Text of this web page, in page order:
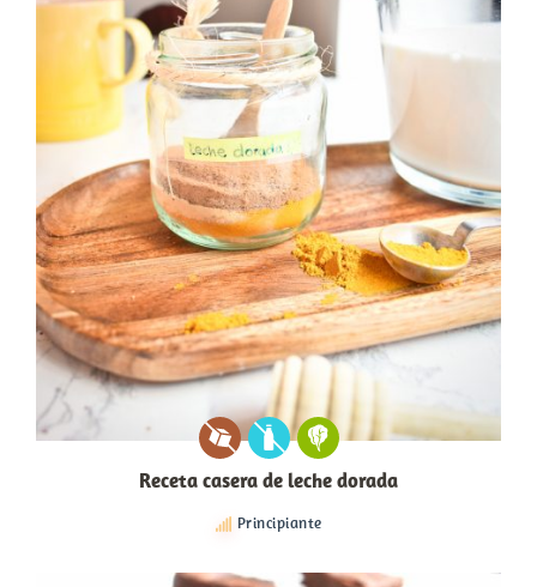
Receta casera de leche dorada
Principiante